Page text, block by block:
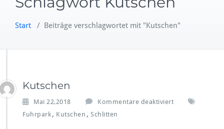
Start / Beiträge verschlagwortet mit "Kutschen"
Kutschen
Mai 22,2018 Kommentare deaktiviert
Fuhrpark , Kutschen , Schlitten